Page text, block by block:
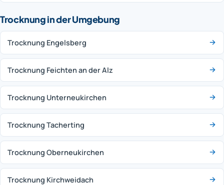
Trocknung in der Umgebung
Trocknung Engelsberg
Trocknung Feichten an der Alz
Trocknung Unterneukirchen
Trocknung Tacherting
Trocknung Oberneukirchen
Trocknung Kirchweidach